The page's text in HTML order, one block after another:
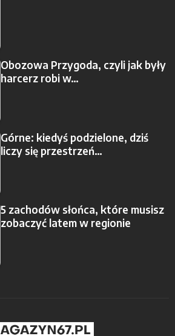
Obozowa Przygoda, czyli jak były
harcerz robi w…
Górne: kiedyś podzielone, dziś
liczy się przestrzeń…
5 zachodów słońca, które musisz
zobaczyć latem w regionie